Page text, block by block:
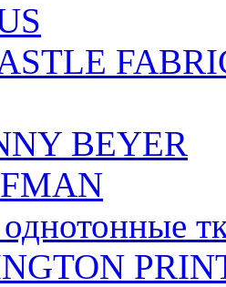
BEYER